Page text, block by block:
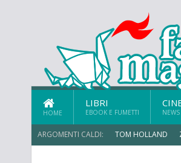
HOME
LIBRI
EBOOK E FUMETTI
ARGOMENTI CALDI: TOM HOLLAND